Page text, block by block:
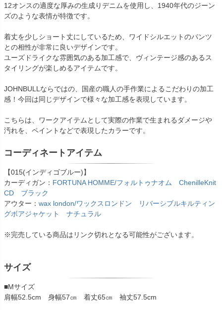
12オンスの適度な厚みの生成りデニムを使用し、1940年代のジーン
ズのような表情が特徴です。
着丈を少しショート丈にしているため、ワイドシルエットのパンツ
との相性が非常に良いデザインです。
ユーズドライクな雰囲気のある加工感で、ヴィンテージ感のあるス
タイリングが楽しめるアイテムです。
JOHNBULLならではの、国産の職人の手作業によるこだわりの加工
感！今回は同じデザインで様々な加工感を表現しています。
こちらは、ワークアイテムとして実際の作業で生まれるダメージや
汚れを、ペイントなどで表現したカラーです。
コーディネートアイテム
【015(インディゴブルー)】
カーディガン： FORTUNA HOMME/フォルトゥナオム ChenilleKnit
CD ブラック
アウター： wax london/ワックスロンドン リバーシブルキルティン
グボアジャケット ナチュラル
※完売している商品はリンク切れとなる可能性がございます。
サイズ
■Mサイズ
肩幅52.5cm 身幅57㎝ 着丈65㎝ 袖丈57.5cm